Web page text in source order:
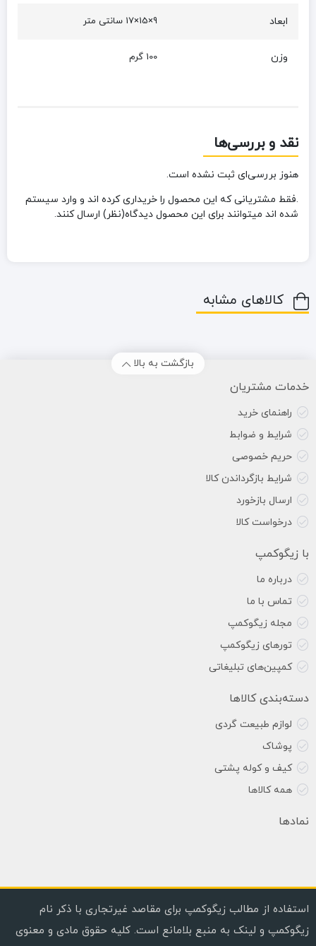
ابعاد 9×15×17 سانتی متر
وزن 100 گرم
نقد و بررسی‌ها
هنوز بررسی‌ای ثبت نشده است.
.فقط مشتریانی که این محصول را خریداری کرده اند و وارد سیستم
شده اند میتوانند برای این محصول دیدگاه(نظر) ارسال کنند.
کالاهای مشابه
بازگشت به بالا
خدمات مشتریان
راهنمای خرید
شرایط و ضوابط
حریم خصوصی
شرایط بازگرداندن کالا
ارسال بازخورد
درخواست کالا
با زیگوکمپ
درباره ما
تماس با ما
مجله زیگوکمپ
تورهای زیگوکمپ
کمپین‌های تبلیغاتی
دسته‌بندی کالاها
لوازم طبیعت گردی
پوشاک
کیف و کوله پشتی
همه کالاها
نمادها
استفاده از مطالب زیگوکمپ برای مقاصد غیرتجاری با ذکر نام
زیگوکمپ و لینک به منبع بلامانع است. کلیه حقوق مادی و معنوی